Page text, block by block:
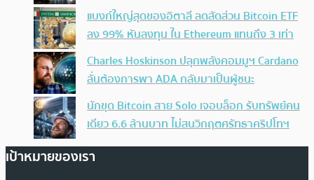
แบงก์ใหญ่สุดของอิตาลี ลดสัดส่วน Bitcoin ETF
ลง 99% หันลงทุน ใน Ethereum แทนถึง 3 เท่า
Charles Hoskinson ปลุกพลังคอมมูฯ Cardano
ลั่นต้องการพา ADA กลับมาเป็นผู้ชนะ
นักขุด Bitcoin สาย Solo เจอบล็อก รับทรัพย์คน
เดียว 6.6 ล้านบาท ไม่สนวิกฤตศรัทธาคริปโทฯ
เป้าหมายของเรา